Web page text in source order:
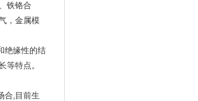
铁铬合
，金属模
绝缘性的结
等特点。
合,目前生